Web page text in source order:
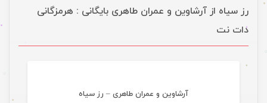
رز سیاه از آرشاوین و عمران طاهری بایگانی : هرمزگانی
دات نت
آرشاوین و عمران طاهری – رز سیاه